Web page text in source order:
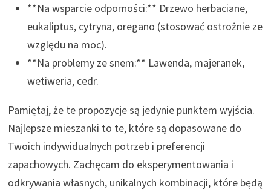
**Na wsparcie odporności:** Drzewo herbaciane,
eukaliptus, cytryna, oregano (stosować ostrożnie ze
względu na moc).
**Na problemy ze snem:** Lawenda, majeranek,
wetiweria, cedr.
Pamiętaj, że te propozycje są jedynie punktem wyjścia.
Najlepsze mieszanki to te, które są dopasowane do
Twoich indywidualnych potrzeb i preferencji
zapachowych. Zachęcam do eksperymentowania i
odkrywania własnych, unikalnych kombinacji, które będą